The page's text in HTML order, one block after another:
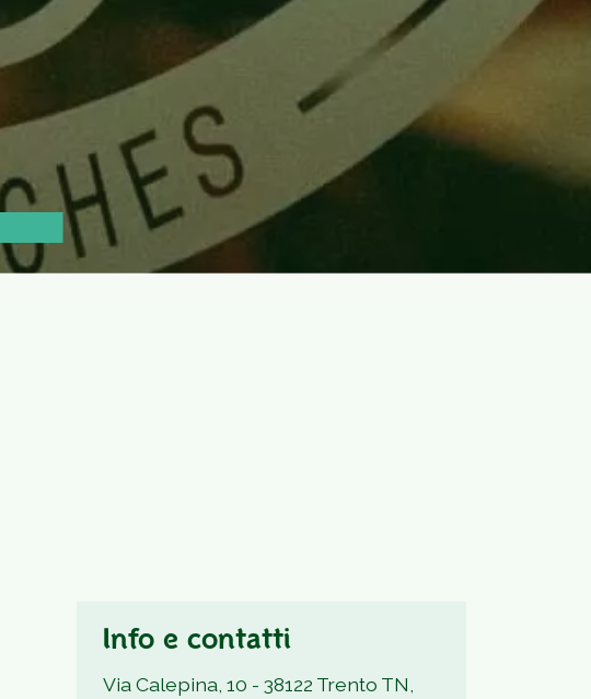
Info e contatti
Via Calepina, 10 - 38122 Trento TN,